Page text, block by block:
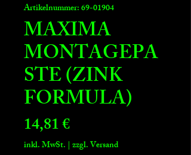
Artikelnummer: 69-01904
MAXIMA
MONTAGEPA
STE (ZINK
FORMULA)
14,81 €Preis
inkl. MwSt. | zzgl. Versand